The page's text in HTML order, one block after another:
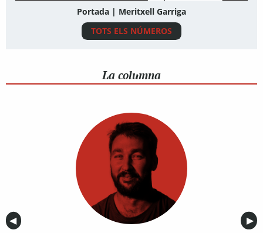
Portada | Meritxell Garriga
TOTS ELS NÚMEROS
La columna
Anterior
◀︎ ▶︎